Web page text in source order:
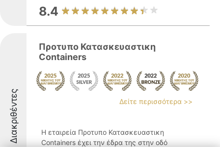
8.4
Διακριθέντες
Προτυπο Κατασκευαστικη
Containers
Δείτε περισσότερα >>
Η εταιρεία Προτυπο Κατασκευαστικη
Containers έχει την έδρα της στην οδό